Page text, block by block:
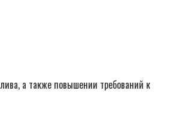
а также повышении требований к